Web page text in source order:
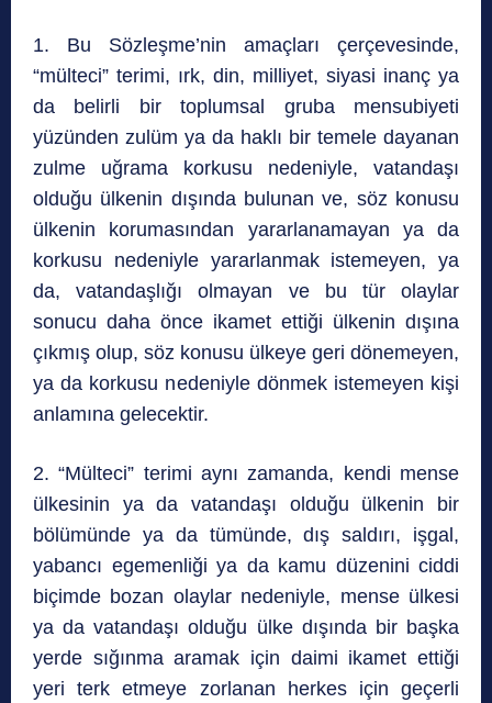
1. Bu Sözleşme’nin amaçları çerçevesinde,
“mülteci” terimi, ırk, din, milliyet, siyasi inanç ya
da belirli bir toplumsal gruba mensubiyeti
yüzünden zulüm ya da haklı bir temele dayanan
zulme uğrama korkusu nedeniyle, vatandaşı
olduğu ülkenin dışında bulunan ve, söz konusu
ülkenin korumasından yararlanamayan ya da
korkusu nedeniyle yararlanmak istemeyen, ya
da, vatandaşlığı olmayan ve bu tür olaylar
sonucu daha önce ikamet ettiği ülkenin dışına
çıkmış olup, söz konusu ülkeye geri dönemeyen,
ya da korkusu nedeniyle dönmek istemeyen kişi
anlamına gelecektir.
2. “Mülteci” terimi aynı zamanda, kendi mense
ülkesinin ya da vatandaşı olduğu ülkenin bir
bölümünde ya da tümünde, dış saldırı, işgal,
yabancı egemenliği ya da kamu düzenini ciddi
biçimde bozan olaylar nedeniyle, mense ülkesi
ya da vatandaşı olduğu ülke dışında bir başka
yerde sığınma aramak için daimi ikamet ettiği
yeri terk etmeye zorlanan herkes için geçerli